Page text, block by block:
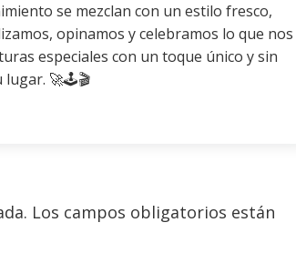
se mezclan con un estilo fresco,
opinamos y celebramos lo que nos
especiales con un toque único y sin
lugar. 🚀🕹️🎬
Los campos obligatorios están